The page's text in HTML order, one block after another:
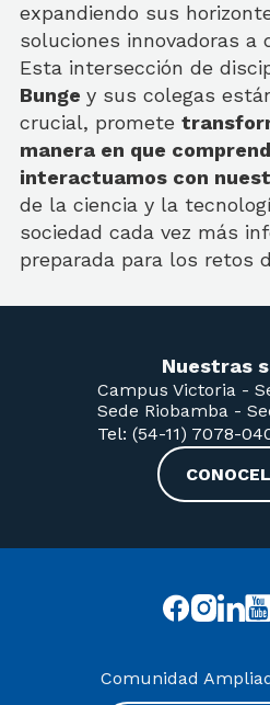
expandiendo sus
soluciones innovadoras a
Esta intersección de
Bunge y sus colegas
crucial, promete
manera en que
interactuamos con
de la ciencia y la
sociedad cada vez más
preparada para los retos
Nuestras
Campus Victoria -
Sede Riobamba -
Tel: (54-11) 7078-
Comunidad